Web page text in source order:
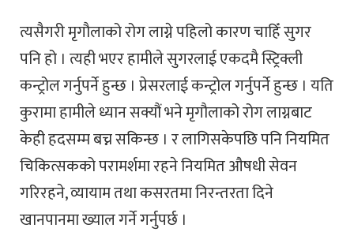
त्यसैगरी मृगौलाको रोग लाग्ने पहिलो कारण चाहिँ सुगर
पनि हो । त्यही भएर हामीले सुगरलाई एकदमै स्ट्रिक्ली
कन्ट्रोल गर्नुपर्ने हुन्छ । प्रेसरलाई कन्ट्रोल गर्नुपर्ने हुन्छ । यति
कुरामा हामीले ध्यान सक्यौं भने मृगौलाको रोग लाग्नबाट
केही हदसम्म बच्न सकिन्छ । र लागिसकेपछि पनि नियमित
चिकित्सकको परामर्शमा रहने नियमित औषधी सेवन
गरिरहने, व्यायाम तथा कसरतमा निरन्तरता दिने
खानपानमा ख्याल गर्ने गर्नुपर्छ ।